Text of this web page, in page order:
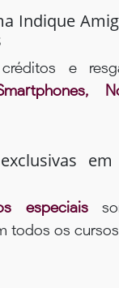
Indique
e
especiais
todos os